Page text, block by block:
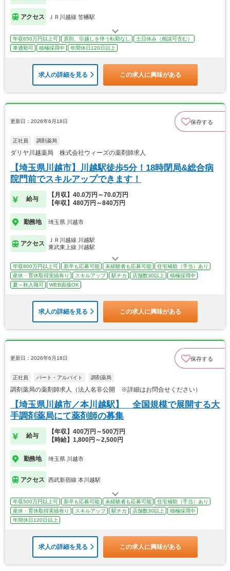
アクセス ＪＲ川越線 笠幡駅
年収650万円以上可 原則、引越しを伴う転勤なし
土日休み（相談可含む）
車通勤可
積極採用中 年間休日120日以上
求人の詳細を見る この求人に興味がある
更新日：2026年6月18日 保存する
正社員 調剤薬局
ダリヤ川越薬局 株式会社ウィーズの薬剤師求人
【埼玉県川越市】川越駅徒歩5分！18時閉局&総合病
院門前でスキルアップできます！
給与
【月収】40.0万円～70.0万円
【年収】480万円～840万円
勤務地 埼玉県 川越市
アクセス
ＪＲ川越線 川越駅
東武東上線 川越駅
年収800万円以上可 新卒も応募可能 未経験者も応募可能
住宅補助（手当）あり
産休・育休取得実績有り
スキルアップ 駅チカ 店舗数30以上
積極採用中
夏～秋入職可
WEB面接OK
求人の詳細を見る この求人に興味がある
更新日：2026年6月18日 保存する
正社員 パート・アルバイト 調剤薬局
調剤薬局の薬剤師求人（法人名非公開 ※詳細はお問合せください）
【埼玉県川越市／本川越駅】 全国規模で展開する大
手調剤薬局にて薬剤師の募集
給与
【年収】400万円～500万円
【時給】1,800円～2,500円
勤務地 埼玉県 川越市
アクセス 西武新宿線 本川越駅
年収500万円以上可 新卒も応募可能 未経験者も応募可能
住宅補助（手当）あり
産休・育休取得実績有り
スキルアップ 駅チカ 店舗数30以上
積極採用中
年間休日120日以上
求人の詳細を見る この求人に興味がある